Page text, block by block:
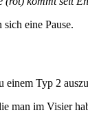
einem Typ 2
man im Visier